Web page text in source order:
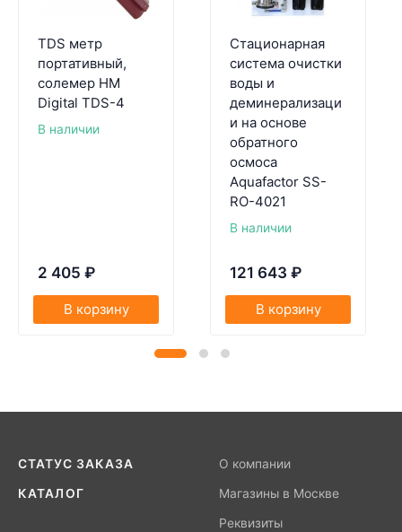
TDS метр
портативный,
солемер HM
Digital TDS-4
В наличии
2 405 ₽
В корзину
Стационарная
система очистки
воды и
деминерализаци
и на основе
обратного
осмоса
Aquafactor SS-
RO-4021
В наличии
121 643 ₽
В корзину
СТАТУС ЗАКАЗА
КАТАЛОГ
О компании
Магазины в Москве
Реквизиты